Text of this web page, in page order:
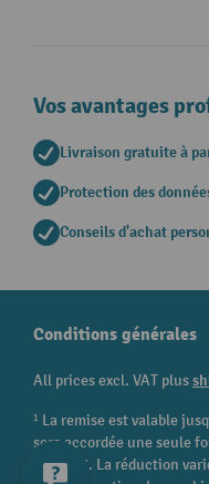
Vos avantages
Livraison gratuite à
Protection des
Conseils d'achat
Conditions générales
All prices excl. VAT plus
¹ La remise est valable
sera accordée une seule
250,00 €. La réduction